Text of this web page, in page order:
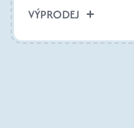
VÝPRODEJ